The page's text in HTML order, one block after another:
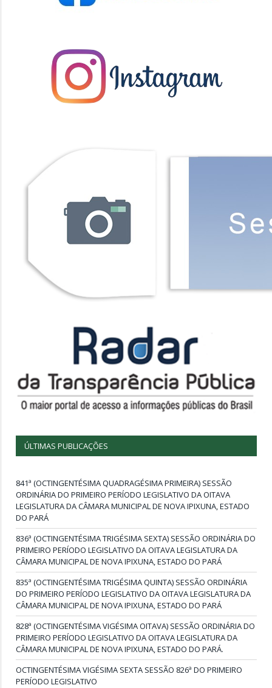
ÚLTIMAS PUBLICAÇÕES
841ª (OCTINGENTÉSIMA QUADRAGÉSIMA PRIMEIRA) SESSÃO
ORDINÁRIA DO PRIMEIRO PERÍODO LEGISLATIVO DA OITAVA
LEGISLATURA DA CÂMARA MUNICIPAL DE NOVA IPIXUNA, ESTADO
DO PARÁ
836ª (OCTINGENTÉSIMA TRIGÉSIMA SEXTA) SESSÃO ORDINÁRIA DO
PRIMEIRO PERÍODO LEGISLATIVO DA OITAVA LEGISLATURA DA
CÂMARA MUNICIPAL DE NOVA IPIXUNA, ESTADO DO PARÁ
835ª (OCTINGENTÉSIMA TRIGÉSIMA QUINTA) SESSÃO ORDINÁRIA
DO PRIMEIRO PERÍODO LEGISLATIVO DA OITAVA LEGISLATURA DA
CÂMARA MUNICIPAL DE NOVA IPIXUNA, ESTADO DO PARÁ
828ª (OCTINGENTÉSIMA VIGÉSIMA OITAVA) SESSÃO ORDINÁRIA DO
PRIMEIRO PERÍODO LEGISLATIVO DA OITAVA LEGISLATURA DA
CÂMARA MUNICIPAL DE NOVA IPIXUNA, ESTADO DO PARÁ.
OCTINGENTÉSIMA VIGÉSIMA SEXTA SESSÃO 826ª DO PRIMEIRO
PERÍODO LEGISLATIVO